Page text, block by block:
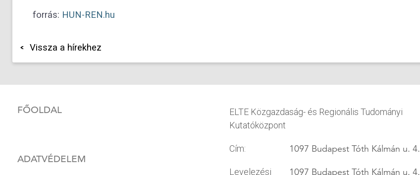
forrás: HUN-REN.hu
Vissza a hírekhez
FŐOLDAL
ADATVÉDELEM
ELTE Közgazdaság- és Regionális Tudományi
Kutatóközpont
Cím: 1097 Budapest Tóth Kálmán u. 4.
Levelezési 1097 Budapest Tóth Kálmán u. 4.